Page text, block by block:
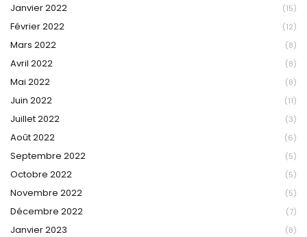
Janvier 2022 (15)
Février 2022 (12)
Mars 2022 (8)
Avril 2022 (8)
Mai 2022 (8)
Juin 2022 (11)
Juillet 2022 (3)
Août 2022 (6)
Septembre 2022 (5)
Octobre 2022 (5)
Novembre 2022 (5)
Décembre 2022 (7)
Janvier 2023 (8)